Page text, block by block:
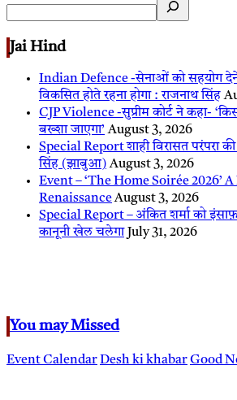
Jai Hind
Indian Defence -सेनाओं को सहयोग
विकसित होते रहना होगा : राजनाथ सिंह
CJP Violence -सुप्रीम कोर्ट ने कहा-
बख्शा जाएगा’ August 3, 2026
Special Report शाही विरासत परंपरा
सिंह (झाबुआ) August 3, 2026
Event – ‘The Home Soirée 2026’
RenaissanceAugust 3, 2026
Special Report – अंकित शर्मा को इंसाफ़
कानूनी खेल चलेगा July 31, 2026
You may Missed
Event CalendarDesh ki khabarGood